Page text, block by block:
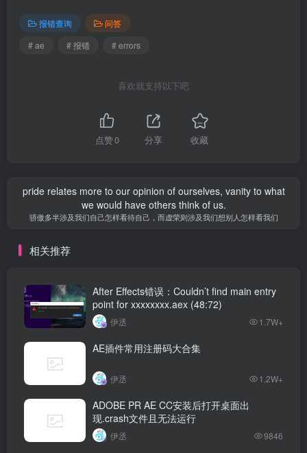
报错查询
问答
# ae
# 报错 # errors
喜欢就支持以下吧
点赞0 分享 收藏
pride relates more to our opinion of ourselves, vanity to what
we would have others think of us.
骄傲多半涉及我们自己怎样看待自己，而虚荣则涉及我们想别人怎样看我们
相关推荐
After Effects错误：Couldn’t find main entry
point for xxxxxxxx.aex (48:72)
伊丞 1.7W+
AE插件常用注册码大合集
伊丞 1.2W+
ADOBE PR AE CC安装后打开桌面出
现.crash文件且无法运行
伊丞 9846